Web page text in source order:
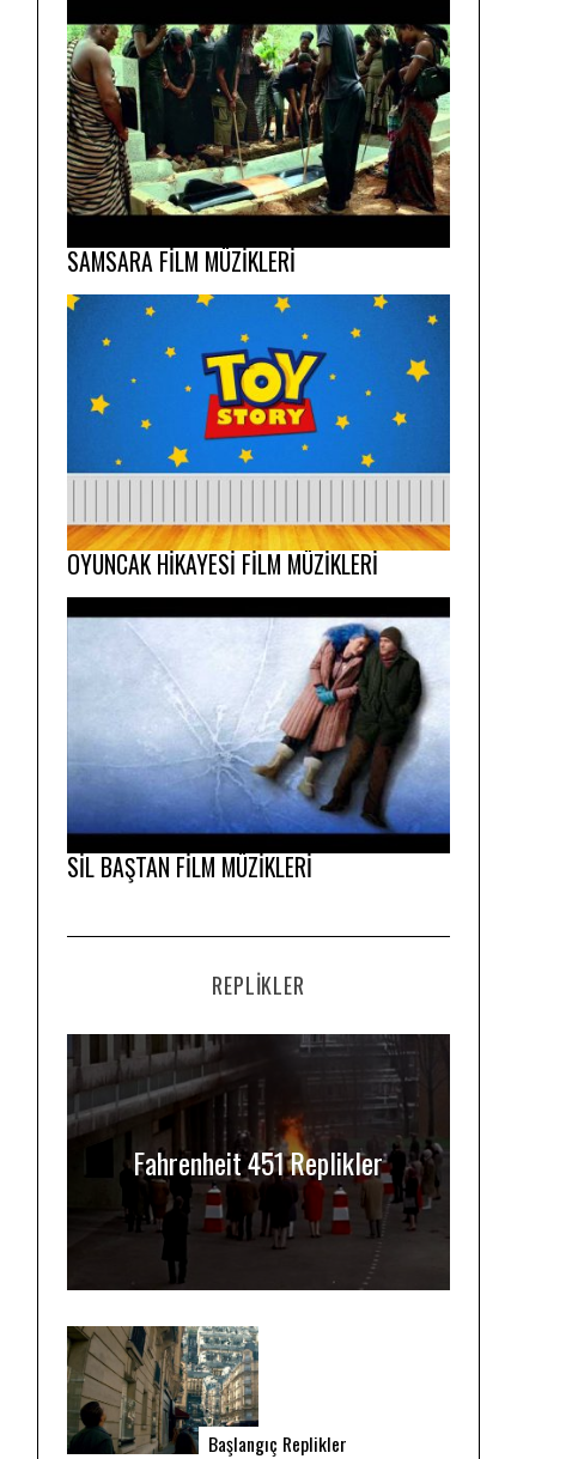
SAMSARA FİLM MÜZİKLERİ
OYUNCAK HİKAYESİ FİLM MÜZİKLERİ
SİL BAŞTAN FİLM MÜZİKLERİ
REPLIKLER
Fahrenheit 451 Replikler
Başlangıç Replikler